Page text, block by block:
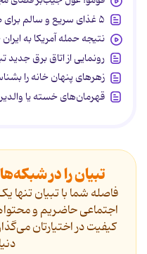
۵ غذای سریع و سالم برای طبیعت‌گردی
نتیجه حمله آمریکا به
رونمایی از اتاق برق جدید
زهرهای پنهان خانه را
قهرمان‌های خسته یا
تبیان را در
فاصله شما با تبیان
اجتماعی حاضریم و
کیفیت در اختیارتان